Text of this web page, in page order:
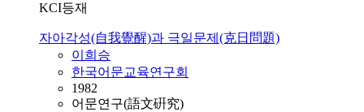
KCI등재
자아각성(自我覺醒)과 극일문제(克日問題)
이희승
한국어문교육연구회
1982
어문연구(語文硏究)